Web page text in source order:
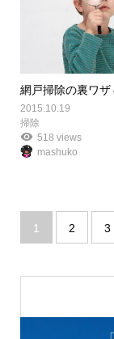
網戸掃除の裏ワザ
2015.10.19
掃除
518 views
mashuko
1 2 3